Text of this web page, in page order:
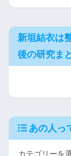
新垣結衣は
後の研究ま
あの人っ